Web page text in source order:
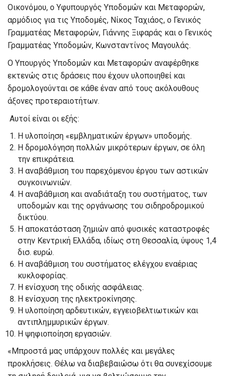
Οικονόμου, ο Υφυπουργός Υποδομών και Μεταφορών,
αρμόδιος για τις Υποδομές, Νίκος Ταχιάος, ο Γενικός
Γραμματέας Μεταφορών, Γιάννης Ξιφαράς και ο Γενικός
Γραμματέας Υποδομών, Κωνσταντίνος Μαγουλάς.
Ο Υπουργός Υποδομών και Μεταφορών αναφέρθηκε
εκτενώς στις δράσεις που έχουν υλοποιηθεί και
δρομολογούνται σε κάθε έναν από τους ακόλουθους
άξονες προτεραιοτήτων.
Αυτοί είναι οι εξής:
Η υλοποίηση «εμβληματικών έργων» υποδομής.
Η δρομολόγηση πολλών μικρότερων έργων, σε όλη
την επικράτεια.
Η αναβάθμιση του παρεχόμενου έργου των αστικών
συγκοινωνιών.
Η αναβάθμιση και αναδιάταξη του συστήματος, των
υποδομών και της οργάνωσης του σιδηροδρομικού
δικτύου.
Η αποκατάσταση ζημιών από φυσικές καταστροφές
στην Κεντρική Ελλάδα, ιδίως στη Θεσσαλία, ύψους 1,4
δισ. ευρώ.
Η αναβάθμιση του συστήματος ελέγχου εναέριας
κυκλοφορίας.
Η ενίσχυση της οδικής ασφάλειας.
Η ενίσχυση της ηλεκτροκίνησης.
Η υλοποίηση αρδευτικών, εγγειοβελτιωτικών και
αντιπλημμυρικών έργων.
Η ψηφιοποίηση εργασιών.
«Μπροστά μας υπάρχουν πολλές και μεγάλες
προκλήσεις. Θέλω να διαβεβαιώσω ότι θα συνεχίσουμε